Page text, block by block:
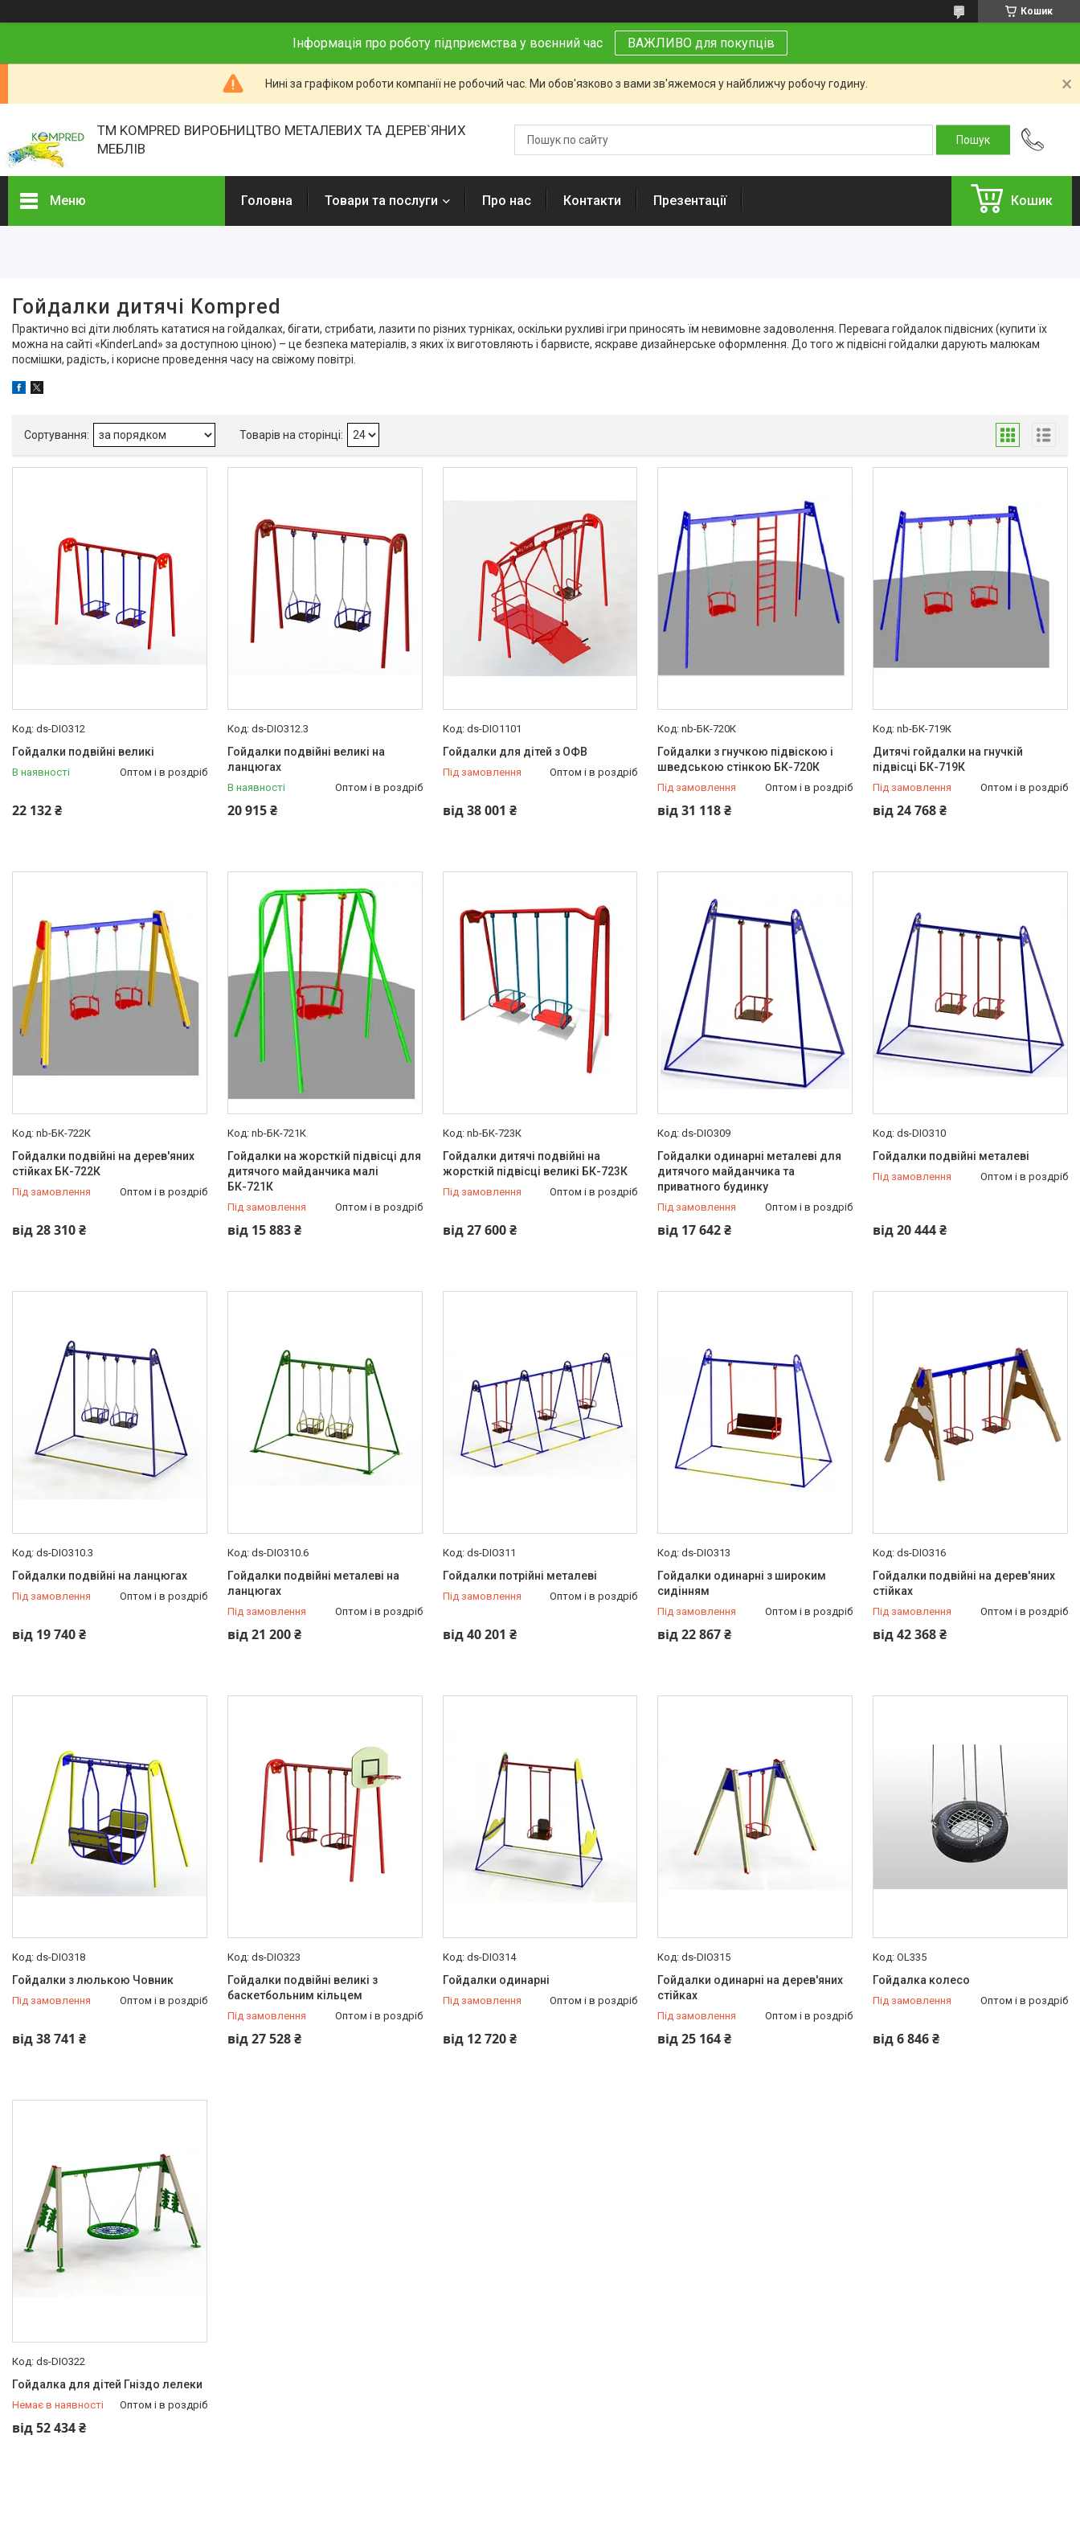
Кошик
Інформація про роботу підприємства у воєнний час ВАЖЛИВО для покупців
Нині за графіком роботи компанії не робочий час. Ми обов'язково з вами зв'яжемося у найближчу робочу годину.
ТМ KOMPRED ВИРОБНИЦТВО МЕТАЛЕВИХ ТА ДЕРЕВ`ЯНИХ
МЕБЛІВ
Меню
Дитячі гойдалки для дому
Садові гойдалки
Про нас
Відгуки
Головна Товари та послуги Про нас Контакти Презентації Кошик
Гойдалки дитячі Kompred
Практично всі діти люблять кататися на гойдалках, бігати, стрибати, лазити по різних турніках, оскільки рухливі ігри приносять їм невимовне задоволення. Перевага гойдалок підвісних (купити їх
можна на сайті «KinderLand» за доступною ціною) – це безпека матеріалів, з яких їх виготовляють і барвисте, яскраве дизайнерське оформлення. До того ж підвісні гойдалки дарують малюкам
посмішки, радість, і корисне проведення часу на свіжому повітрі.
ds-DIO312
Гойдалки подвійні великі
В наявності Оптом і в роздріб
22 132 ₴
ds-DIO312.3
Гойдалки подвійні великі на
ланцюгах
В наявності Оптом і в роздріб
20 915 ₴
ds-DIO1101
Гойдалки для дітей з ОФВ
Під замовлення Оптом і в роздріб
від 38 001 ₴
nb-БК-720К
Гойдалки з гнучкою підвіскою і
шведською стінкою БК-720К
Під замовлення Оптом і в роздріб
від 31 118 ₴
nb-БК-719К
Дитячі гойдалки на гнучкій
підвісці БК-719К
Під замовлення Оптом і в роздріб
від 24 768 ₴
nb-БК-722К
Гойдалки подвійні на дерев'яних
стійках БК-722К
Під замовлення Оптом і в роздріб
від 28 310 ₴
nb-БК-721К
Гойдалки на жорсткій підвісці для
дитячого майданчика малі
БК-721К
Під замовлення Оптом і в роздріб
від 15 883 ₴
nb-БК-723К
Гойдалки дитячі подвійні на
жорсткій підвісці великі БК-723К
Під замовлення Оптом і в роздріб
від 27 600 ₴
ds-DIO309
Гойдалки одинарні металеві для
дитячого майданчика та
приватного будинку
Під замовлення Оптом і в роздріб
від 17 642 ₴
ds-DIO310
Гойдалки подвійні металеві
Під замовлення Оптом і в роздріб
від 20 444 ₴
ds-DIO310.3
Гойдалки подвійні на ланцюгах
Під замовлення Оптом і в роздріб
від 19 740 ₴
ds-DIO310.6
Гойдалки подвійні металеві на
ланцюгах
Під замовлення Оптом і в роздріб
від 21 200 ₴
ds-DIO311
Гойдалки потрійні металеві
Під замовлення Оптом і в роздріб
від 40 201 ₴
ds-DIO313
Гойдалки одинарні з широким
сидінням
Під замовлення Оптом і в роздріб
від 22 867 ₴
ds-DIO316
Гойдалки подвійні на дерев'яних
стійках
Під замовлення Оптом і в роздріб
від 42 368 ₴
ds-DIO318
Гойдалки з люлькою Човник
Під замовлення Оптом і в роздріб
від 38 741 ₴
ds-DIO323
Гойдалки подвійні великі з
баскетбольним кільцем
Під замовлення Оптом і в роздріб
від 27 528 ₴
ds-DIO314
Гойдалки одинарні
Під замовлення Оптом і в роздріб
від 12 720 ₴
ds-DIO315
Гойдалки одинарні на дерев'яних
стійках
Під замовлення Оптом і в роздріб
від 25 164 ₴
OL335
Гойдалка колесо
Під замовлення Оптом і в роздріб
від 6 846 ₴
ds-DIO322
Гойдалка для дітей Гніздо лелеки
Немає в наявності Оптом і в роздріб
від 52 434 ₴
+380 (66) 659-96-72